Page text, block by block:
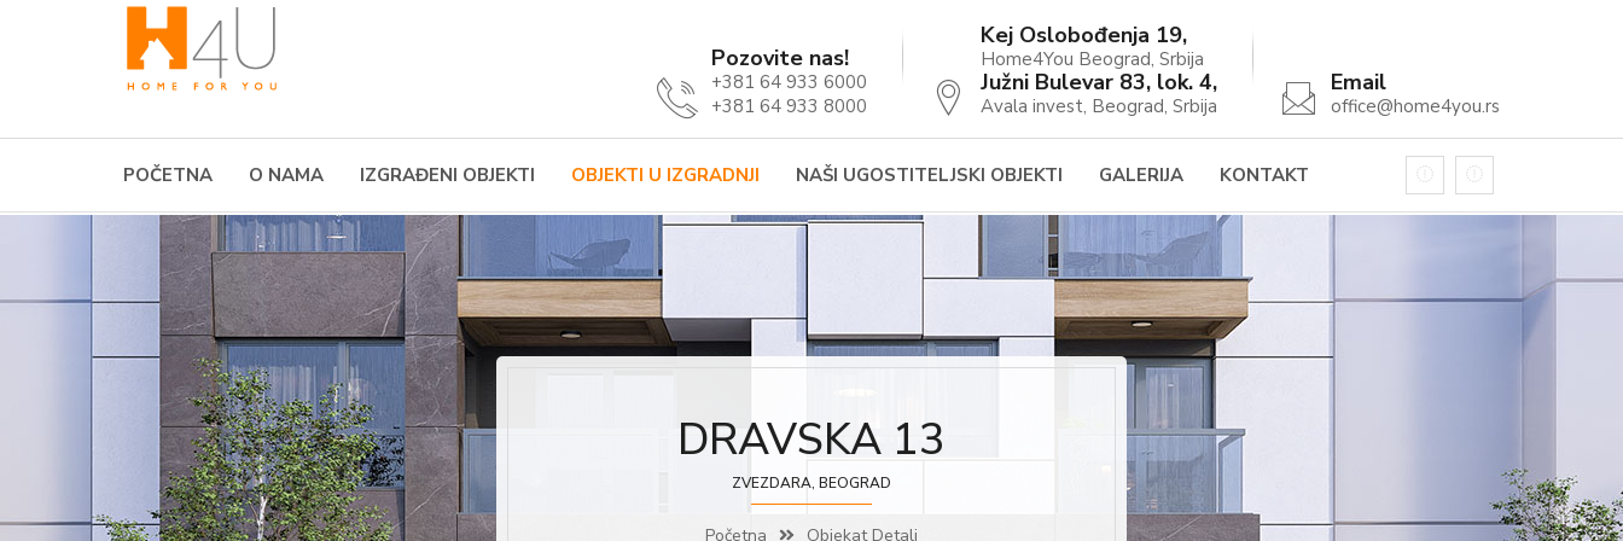
Pozovite nas!
+381 64 933 6000
+381 64 933 8000
Kej Oslobođenja 19,
Home4You Beograd, Srbija
Južni Bulevar 83, lok. 4,
Avala invest, Beograd, Srbija
Email
office@home4you.rs
POČETNA O NAMA IZGRAĐENI OBJEKTI OBJEKTI U IZGRADNJI NAŠI UGOSTITELJSKI OBJEKTI GALERIJA KONTAKT
DRAVSKA 13
ZVEZDARA, BEOGRAD
Početna Objekat Detalj